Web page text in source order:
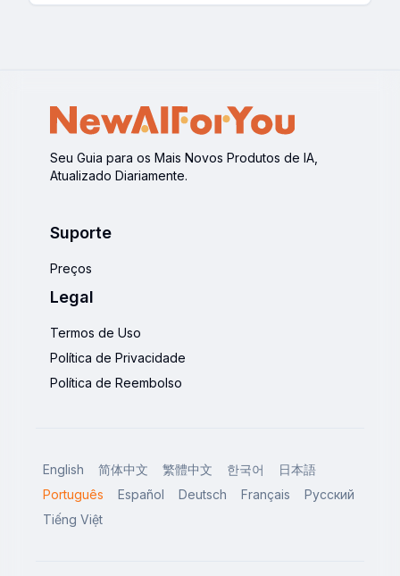
Seu Guia para os Mais Novos Produtos de IA,
Atualizado Diariamente.
Suporte
Preços
Legal
Termos de Uso
Política de Privacidade
Política de Reembolso
English 简体中文 繁體中文 한국어
日本語
Português
Español Deutsch Français
Русский
Tiếng Việt